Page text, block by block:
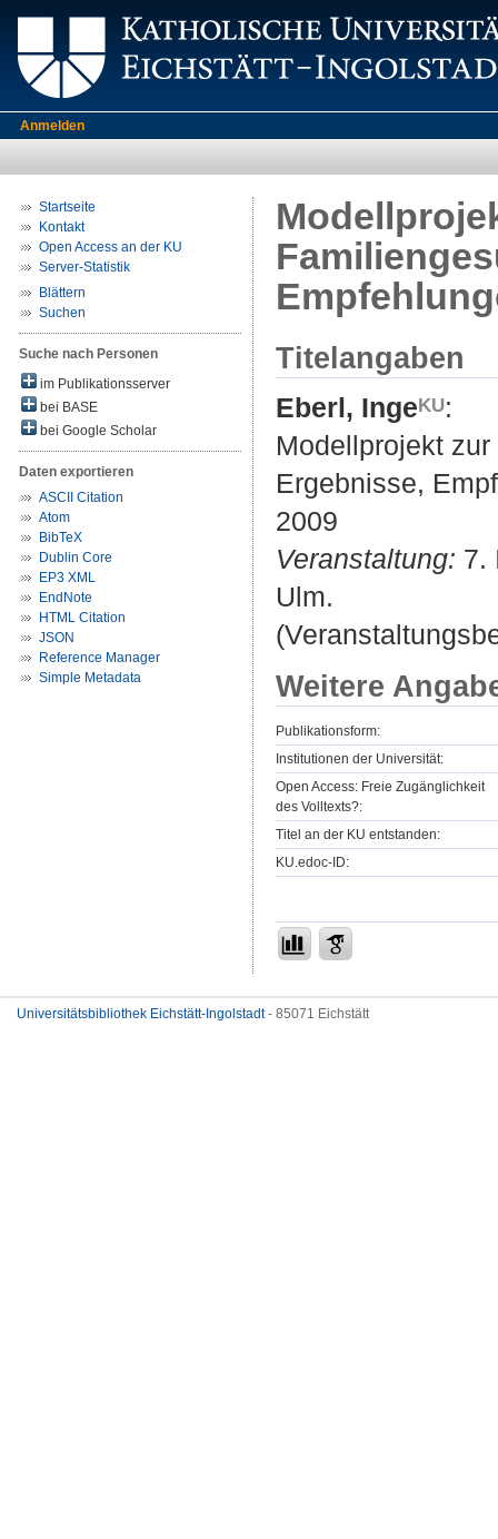
Anmelden
Startseite
Kontakt
Open Access an der KU
Server-Statistik
Blättern
Suchen
Suche nach Personen
im Publikationsserver
bei BASE
bei Google Scholar
Daten exportieren
ASCII Citation
Atom
BibTeX
Dublin Core
EP3 XML
EndNote
HTML Citation
JSON
Reference Manager
Simple Metadata
Titelangaben
Eberl, Inge
:
Modellprojekt
Ergebnisse,
2009
Veranstaltung: 7.
Ulm.
Weitere
Publikationsform:
Institutionen der Universität:
Open Access: Freie Zugänglichkeit
des Volltexts?:
Titel an der KU entstanden:
KU.edoc-ID:
Universitätsbibliothek Eichstätt-Ingolstadt- 85071 Eichstätt